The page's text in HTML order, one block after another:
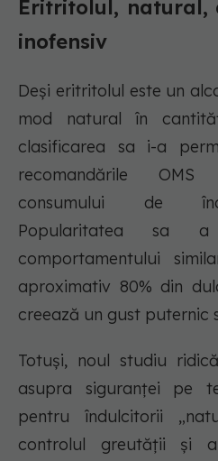
Eritritolul, natural,
inofensiv
Deși eritritolul este un
mod natural în
clasificarea sa i-a
recomandările
consumului de
Popularitatea sa
comportamentului
aproximativ 80% din
creează un gust puternic
Totuși, noul studiu
asupra siguranței pe
pentru îndulcitorii
controlul greutății și